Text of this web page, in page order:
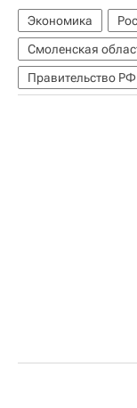
Экономика
Смоленская
Правительство РФ